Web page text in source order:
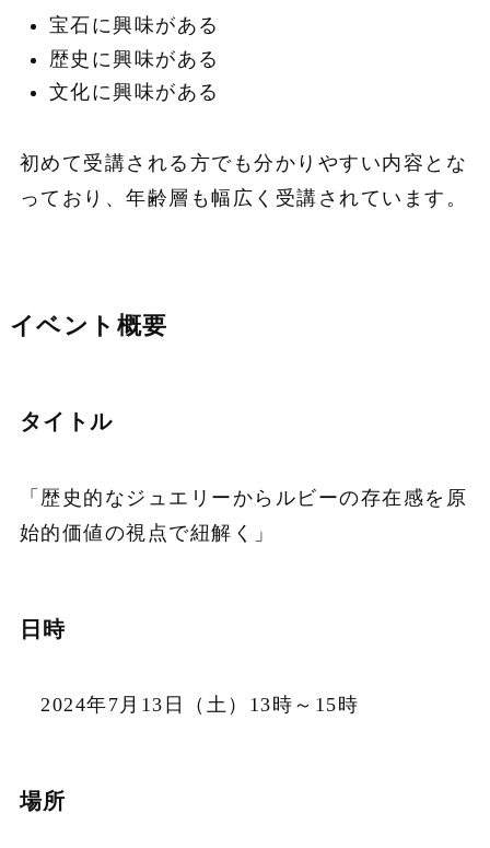
宝石に興味がある
歴史に興味がある
文化に興味がある
初めて受講される方でも分かりやすい内容とな
っており、年齢層も幅広く受講されています。
イベント概要
タイトル
「歴史的なジュエリーからルビーの存在感を原
始的価値の視点で紐解く」
日時
2024年7月 13 日（土） 13時～ 15時
場所